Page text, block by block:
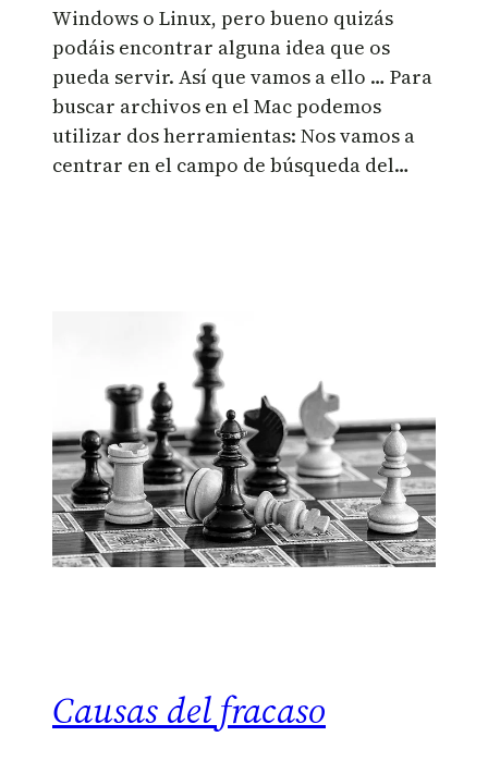
Windows o Linux, pero bueno quizás
podáis encontrar alguna idea que os
pueda servir. Así que vamos a ello … Para
buscar archivos en el Mac podemos
utilizar dos herramientas: Nos vamos a
centrar en el campo de búsqueda del…
Causas del fracaso